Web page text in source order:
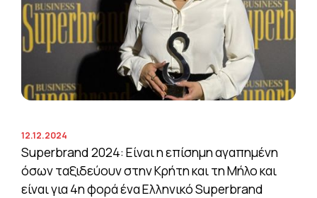
12.12.2024
Superbrand 2024: Είναι η επίσημη αγαπημένη
όσων ταξιδεύουν στην Κρήτη και τη Μήλο και
είναι για 4η φορά ένα Ελληνικό Superbrand